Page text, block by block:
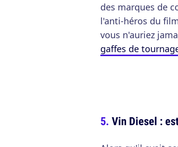
des marques de
l'anti-héros du
vous n'auriez
gaffes de
Vin Diesel :